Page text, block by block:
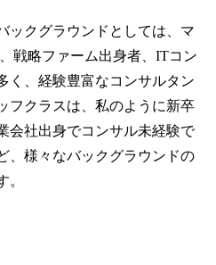
ックグラウンドとしては、マ
戦略ファーム出身者、ITコン
く、経験豊富なコンサルタン
フクラスは、私のように新卒
会社出身でコンサル未経験で
、様々なバックグラウンドの
。